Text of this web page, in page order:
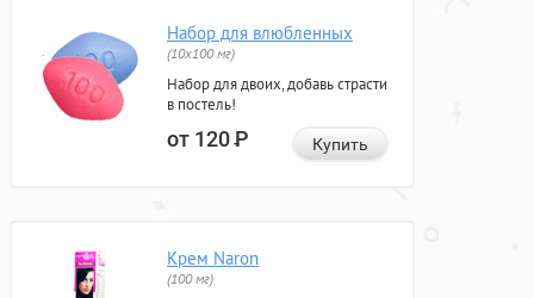
Набор для влюбленных
(10х100 мг)
Набор для двоих, добавь страсти
в постель!
от 120Р Купить
Крем Naron
(100 мг)